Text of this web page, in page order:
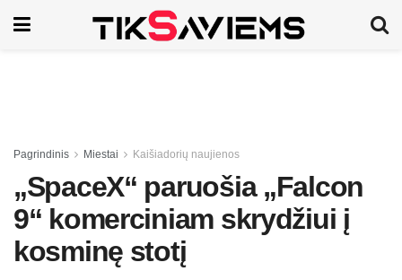
Pagrindinis Miestai Kaišiadorių naujienos
„SpaceX“ paruošia „Falcon
9“ komerciniam skrydžiui į
kosminę stotį